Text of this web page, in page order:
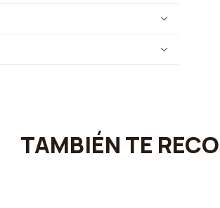
TAMBIÉN TE